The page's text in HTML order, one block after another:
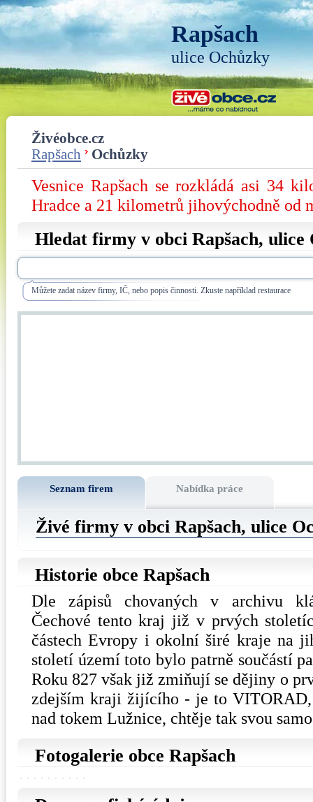
Rapšach
ulice Ochůzky
Živéobce.cz
Rapšach
Ochůzky
Vesnice Rapšach se rozkládá asi 34
Hradce a 21 kilometrů jihovýchodně od
Hledat firmy v obci Rapšach, ulice
Můžete zadat název firmy, IČ, nebo popis činnosti. Zkuste například restaurace
Seznam firem Nabídka práce
Živé firmy v obci Rapšach, ulice
Historie obce Rapšach
Dle zápisů chovaných v archivu
Čechové tento kraj již v prvých
částech Evropy i okolní širé kraje na
století území toto bylo patrně součástí
Roku 827 však již zmiňují se dějiny o
zdejším kraji žijícího - je to
nad tokem Lužnice, chtěje tak svou
Fotogalerie obce Rapšach